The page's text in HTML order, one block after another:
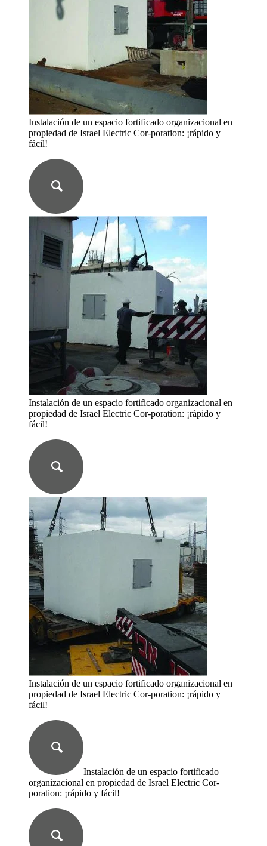
Instalación de un espacio fortificado organizacional en
propiedad de Israel Electric Cor-poration: ¡rápido y
fácil!
Instalación de un espacio fortificado organizacional en
propiedad de Israel Electric Cor-poration: ¡rápido y
fácil!
Instalación de un espacio fortificado organizacional en
propiedad de Israel Electric Cor-poration: ¡rápido y
fácil!
Instalación de un espacio fortificado
organizacional en propiedad de Israel Electric Cor-
poration: ¡rápido y fácil!